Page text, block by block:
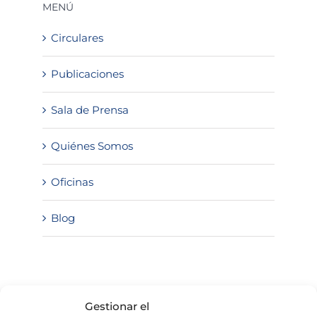
Gestionar el
MENÚ
Circulares
Publicaciones
Sala de Prensa
Quiénes Somos
Oficinas
Blog